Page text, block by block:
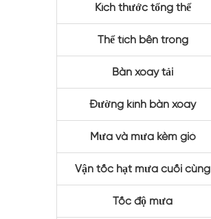
Kích thước tổng thể
Thể tích bên trong
Bàn xoay tải
Đường kính bàn xoay
Mưa và mưa kèm gió
Vận tốc hạt mưa cuối cùng
Tốc độ mưa